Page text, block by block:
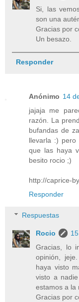
Si, las
son una
Gracias por
Un besazo.
Responder
Anónimo 14
jajaja me
razón. La
bufandas de
llevarla :)
que las haya
besito rocio ;)
http://caprice-
Responder
Respuestas
Rocio
Gracias, lo
opinión,
haya visto
visto a
estamos a la
Gracias por